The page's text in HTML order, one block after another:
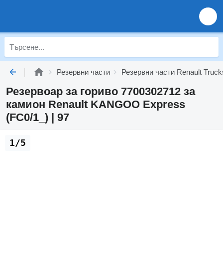
Резервни части Резервни части Renault
Резервоар за гориво 7700302712 за
камион Renault KANGOO Express
(FC0/1_) | 97
1/5